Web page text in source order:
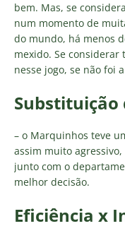
bem. Mas, se
num momento de
do mundo, há menos
mexido. Se
nesse jogo, se não foi
– o Marquinhos teve
assim muito
junto com o
melhor decisão.
Eficiência x